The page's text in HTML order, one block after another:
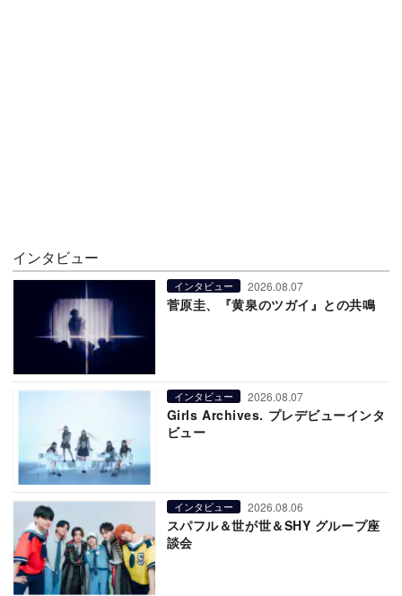
インタビュー
インタビュー 2026.08.07
菅原圭、『黄泉のツガイ』との共鳴
インタビュー 2026.08.07
Girls Archives. プレデビューインタ
ビュー
インタビュー 2026.08.06
スパフル＆世が世＆SHY グループ座
談会